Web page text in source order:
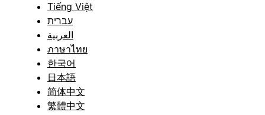
Tiếng Việt
עברית
العربية
ภาษาไทย
한국어
日本語
简体中文
繁體中文